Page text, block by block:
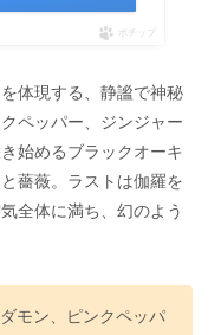
ポチップ
体現する、静謐で神秘
ペッパー、ジンジャー
始めるブラックオーキ
薔薇。ラストは伽羅を
全体に満ち、幻のよう
モン、ピンクペッパ